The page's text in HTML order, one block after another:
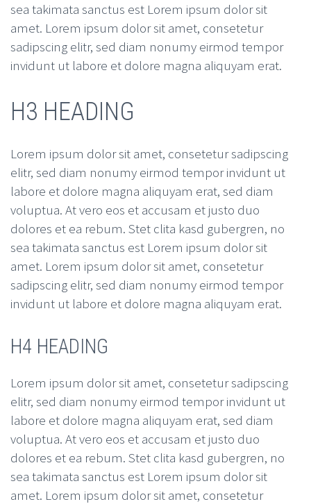
sea takimata sanctus est Lorem ipsum dolor sit
amet. Lorem ipsum dolor sit amet, consetetur
sadipscing elitr, sed diam nonumy eirmod tempor
invidunt ut labore et dolore magna aliquyam erat.
H3 HEADING
Lorem ipsum dolor sit amet, consetetur sadipscing
elitr, sed diam nonumy eirmod tempor invidunt ut
labore et dolore magna aliquyam erat, sed diam
voluptua. At vero eos et accusam et justo duo
dolores et ea rebum. Stet clita kasd gubergren, no
sea takimata sanctus est Lorem ipsum dolor sit
amet. Lorem ipsum dolor sit amet, consetetur
sadipscing elitr, sed diam nonumy eirmod tempor
invidunt ut labore et dolore magna aliquyam erat.
H4 HEADING
Lorem ipsum dolor sit amet, consetetur sadipscing
elitr, sed diam nonumy eirmod tempor invidunt ut
labore et dolore magna aliquyam erat, sed diam
voluptua. At vero eos et accusam et justo duo
dolores et ea rebum. Stet clita kasd gubergren, no
sea takimata sanctus est Lorem ipsum dolor sit
amet. Lorem ipsum dolor sit amet, consetetur